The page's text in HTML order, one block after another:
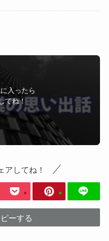
入ったら
てね！
アしてね！
ーする